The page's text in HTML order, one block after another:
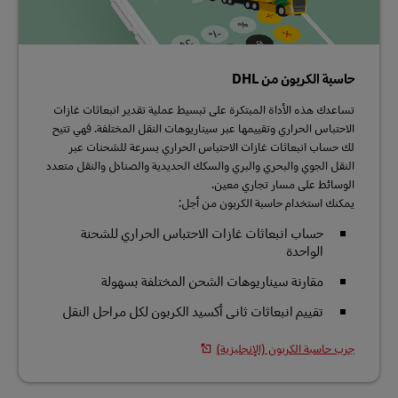
حاسبة الكربون من DHL
تساعدك هذه الأداة المبتكرة على تبسيط عملية تقدير انبعاثات غازات
الاحتباس الحراري وتقييمها عبر سيناريوهات النقل المختلفة. فهي تتيح
لك حساب انبعاثات غازات الاحتباس الحراري بسرعة للشحنات عبر
النقل الجوي والبحري والبري والسكك الحديدية والصنادل والنقل متعدد
الوسائط على مسار تجاري معين.
يمكنك استخدام حاسبة الكربون من أجل:
حساب انبعاثات غازات الاحتباس الحراري للشحنة
الواحدة
مقارنة سيناريوهات الشحن المختلفة بسهولة
تقييم انبعاثات ثاني أكسيد الكربون لكل مراحل النقل
جرب حاسبة الكربون (الإنجليزية)